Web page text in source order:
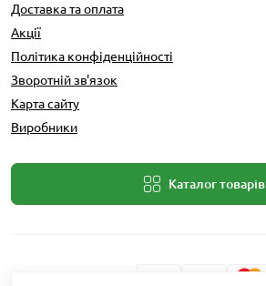
Доставка та оплата
Акції
Політика конфіденційності
Зворотній зв'язок
Карта сайту
Виробники
Каталог товарів